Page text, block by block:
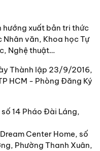
xuất bản tri thức
văn, Khoa học Tự
Nghệ thuật…
Thành lập 23/9/2016,
HCM - Phòng Đăng Ký
14 Pháo Đài Láng,
Center Home, số
Phường Thanh Xuân,